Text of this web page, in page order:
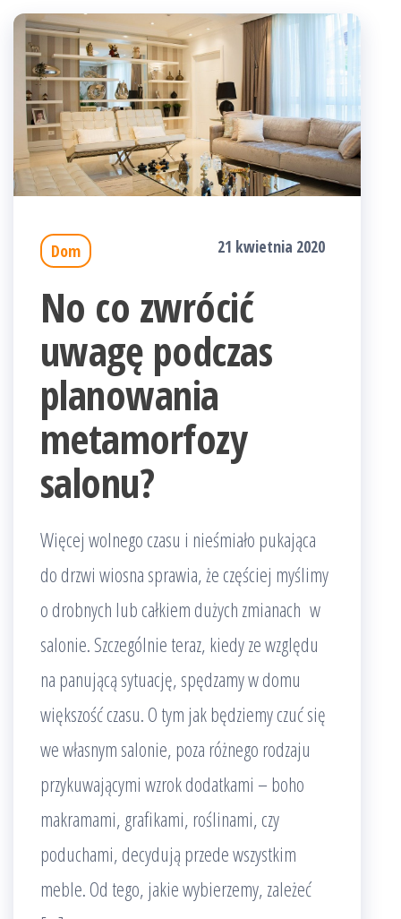
Dom 21 kwietnia 2020
No co zwrócić
uwagę podczas
planowania
metamorfozy
salonu?
Więcej wolnego czasu i nieśmiało pukająca
do drzwi wiosna sprawia, że częściej myślimy
o drobnych lub całkiem dużych zmianach w
salonie. Szczególnie teraz, kiedy ze względu
na panującą sytuację, spędzamy w domu
większość czasu. O tym jak będziemy czuć się
we własnym salonie, poza różnego rodzaju
przykuwającymi wzrok dodatkami – boho
makramami, grafikami, roślinami, czy
poduchami, decydują przede wszystkim
meble. Od tego, jakie wybierzemy, zależeć